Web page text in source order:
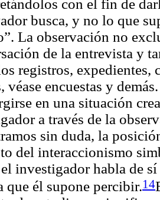
con el fin de
busca, y no lo que
La observación no
de la entrevista y
registros, expedientes,
véase encuestas y
en una situación
a través de la
sin duda, la
del interaccionismo
investigador habla de
que él supone percibir.14